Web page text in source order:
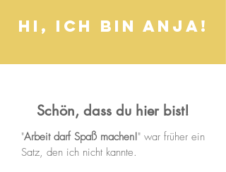
HI, ICH BIN ANJA!
Schön, dass du hier bist!
"Arbeit darf Spaß machen!" war früher ein
Satz, den ich nicht kannte.